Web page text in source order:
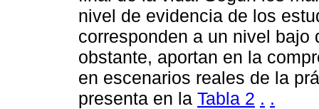
nivel de evidencia de los
corresponden a un nivel
obstante, aportan en la
en escenarios reales de la
presenta en la Tabla 2 . .